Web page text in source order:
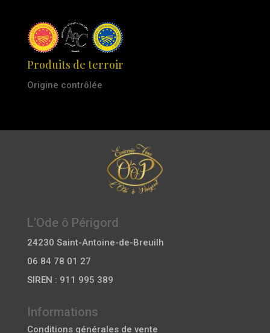
Produits de terroir
Origine contrôlée
L’Ode ô Périgord
24230 Saint-Antoine-de-Breuilh
06 84 78 01 27
SIREN : 911 995 389
Informations
Conditions générales de vente